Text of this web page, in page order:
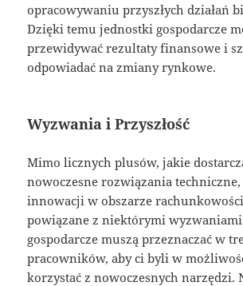
opracowywaniu przyszłych działań
Dzięki temu jednostki gospodarcze
przewidywać rezultaty finansowe i
odpowiadać na zmiany rynkowe.
Wyzwania i Przyszłość
Mimo licznych plusów, jakie
nowoczesne rozwiązania
innowacji w obszarze
powiązane z niektórymi
gospodarcze muszą przeznaczać w
pracowników, aby ci byli w
korzystać z nowoczesnych narzędzi.